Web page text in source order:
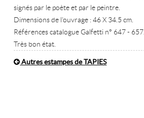
signés par le poète et par le peintre.
Dimensions de l'ouvrage : 46 X 34.5 cm.
Références catalogue Galfetti n° 647 - 657.
Très bon état.
Autres estampes de TAPIES